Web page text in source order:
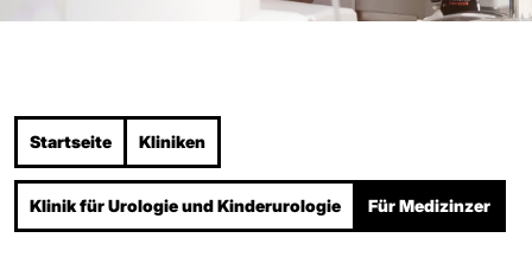
Startseite Kliniken
Klinik für Urologie und Kinderurologie Für Medizinzer